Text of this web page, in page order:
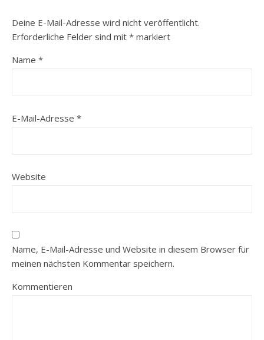
Deine E-Mail-Adresse wird nicht veröffentlicht.
Erforderliche Felder sind mit * markiert
Name *
E-Mail-Adresse *
Website
Name, E-Mail-Adresse und Website in diesem Browser für
meinen nächsten Kommentar speichern.
Kommentieren